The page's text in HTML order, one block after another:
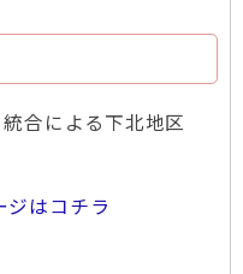
合による下北地区
ジはコチラ